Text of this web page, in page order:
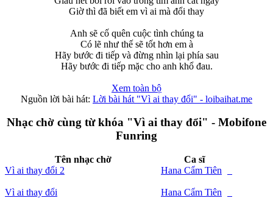
Giờ thì đã biết em vì ai mà đổi thay
Anh sẽ cố quên cuộc tình chúng ta
Có lẽ như thế sẽ tốt hơn em à
Hãy bước đi tiếp và đừng nhìn lại phía sau
Hãy bước đi tiếp mặc cho anh khổ đau.
Xem toàn bộ
Nguồn lời bài hát: Lời bài hát "Vì ai thay đổi" - loibaihat.me
Nhạc chờ cùng từ khóa "Vì ai thay đổi" - Mobifone
Funring
Tên nhạc chờ
Ca sĩ
Vì ai thay đổi 2
Hana Cẩm Tiên
Vì ai thay đổi Hana Cẩm Tiên